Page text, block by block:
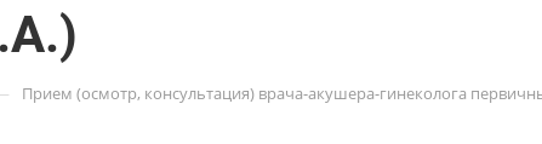
Прием (осмотр, консультация) врача-акушера-гинеколога